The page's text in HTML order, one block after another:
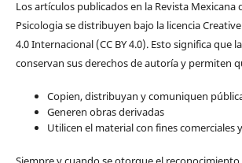
Los artículos publicados en la Revista Mexicana
Psicologia se distribuyen bajo la licencia
4.0 Internacional (CC BY 4.0). Esto significa que
conservan sus derechos de autoría y permiten
Copien, distribuyan y comuniquen
Generen obras derivadas
Utilicen el material con fines comerciales